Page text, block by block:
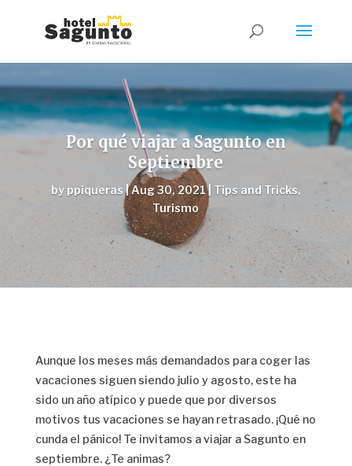
Por qué viajar a Sagunto en
Septiembre
by ppiqueras|Aug 30, 2021| Tips and Tricks,
Turismo
Aunque los meses más demandados para coger las
vacaciones siguen siendo julio y agosto, este ha
sido un año atípico y puede que por diversos
motivos tus vacaciones se hayan retrasado. ¡Qué no
cunda el pánico! Te invitamos a viajar a Sagunto en
septiembre. ¿Te animas?